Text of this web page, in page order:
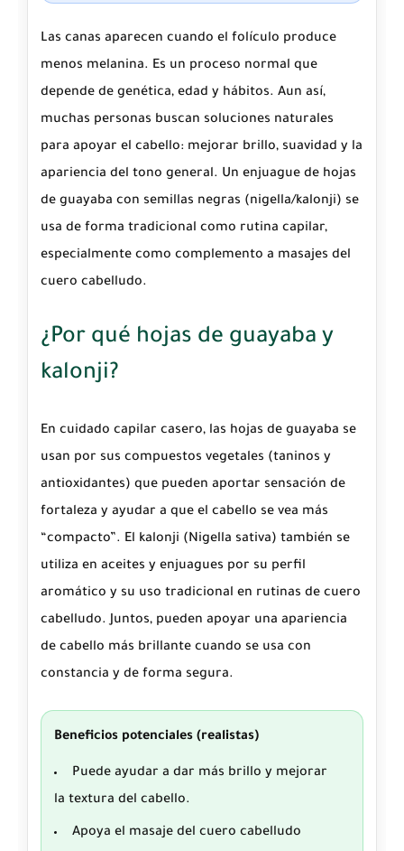
Las canas aparecen cuando el folículo produce
menos melanina. Es un proceso normal que
depende de genética, edad y hábitos. Aun así,
muchas personas buscan soluciones naturales
para apoyar el cabello: mejorar brillo, suavidad y la
apariencia del tono general. Un enjuague de hojas
de guayaba con semillas negras (nigella/kalonji) se
usa de forma tradicional como rutina capilar,
especialmente como complemento a masajes del
cuero cabelludo.
¿Por qué hojas de guayaba y
kalonji?
En cuidado capilar casero, las hojas de guayaba se
usan por sus compuestos vegetales (taninos y
antioxidantes) que pueden aportar sensación de
fortaleza y ayudar a que el cabello se vea más
“compacto”. El kalonji (Nigella sativa) también se
utiliza en aceites y enjuagues por su perfil
aromático y su uso tradicional en rutinas de cuero
cabelludo. Juntos, pueden apoyar una apariencia
de cabello más brillante cuando se usa con
constancia y de forma segura.
Beneficios potenciales (realistas)
Puede ayudar a dar más brillo y mejorar
la textura del cabello.
Apoya el masaje del cuero cabelludo